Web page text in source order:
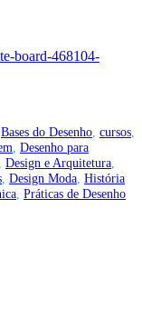
Bases do Desenho cursos
Desenho para
Design e Arquitetura
Design Moda História
Práticas de Desenho